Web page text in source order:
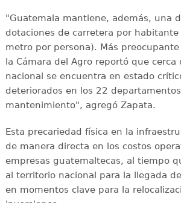
"Guatemala mantiene, además, una
dotaciones de carretera por
metro por persona). Más
la Cámara del Agro reportó que cerca
nacional se encuentra en estado
deteriorados en los 22
mantenimiento", agregó Zapata.
Esta precariedad física en la
de manera directa en los costos
empresas guatemaltecas, al tiempo
al territorio nacional para la llegada
en momentos clave para la